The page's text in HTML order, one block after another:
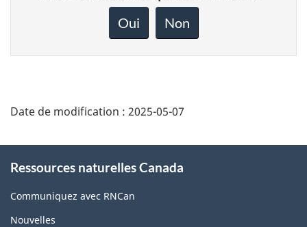
votre
page
Oui Non
Date de modification : 2025-05-07
this
site
Ressources naturelles Canada
Communiquez avec RNCan
Nouvelles